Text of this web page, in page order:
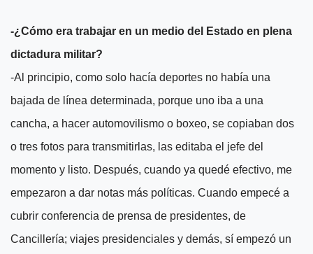
-¿Cómo era trabajar en un medio del Estado en plena
dictadura militar?
-Al principio, como solo hacía deportes no había una
bajada de línea determinada, porque uno iba a una
cancha, a hacer automovilismo o boxeo, se copiaban dos
o tres fotos para transmitirlas, las editaba el jefe del
momento y listo. Después, cuando ya quedé efectivo, me
empezaron a dar notas más políticas. Cuando empecé a
cubrir conferencia de prensa de presidentes, de
Cancillería; viajes presidenciales y demás, sí empezó un